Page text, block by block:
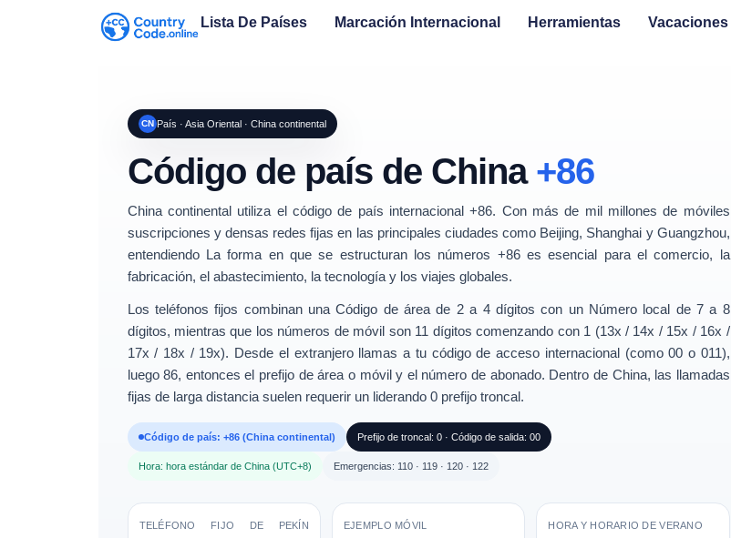
Lista De Países Marcación Internacional Herramientas Vacaciones
CN País · Asia Oriental · China continental
Código de país de China +86
China continental utiliza el código de país internacional+86. Con más de mil millones de móviles
suscripciones y densas redes fijas en las principales ciudades como Beijing, Shanghai y Guangzhou,
entendiendo La forma en que se estructuran los números +86 es esencial para el comercio, la
fabricación, el abastecimiento, la tecnología y los viajes globales.
Los teléfonos fijos combinan unaCódigo de área de 2 a 4 dígitos con un Número local de 7 a 8
dígitos, mientras que los números de móvil son 11 dígitos comenzando con 1 (13x / 14x / 15x / 16x /
17x / 18x / 19x). Desde el extranjero llamas a tu código de acceso internacional (como 00 o 011),
luego86, entonces el prefijo de área o móvil y el número de abonado. Dentro de China, las llamadas
fijas de larga distancia suelen requerir un liderando 0prefijo troncal.
Código de país: +86 (China continental) Prefijo de troncal: 0 · Código de salida: 00
Hora: hora estándar de China (UTC+8) Emergencias: 110 · 119 · 120 · 122
TELÉFONO FIJO DE PEKÍN
EJEMPLO MÓVIL HORA Y HORARIO DE VERANO